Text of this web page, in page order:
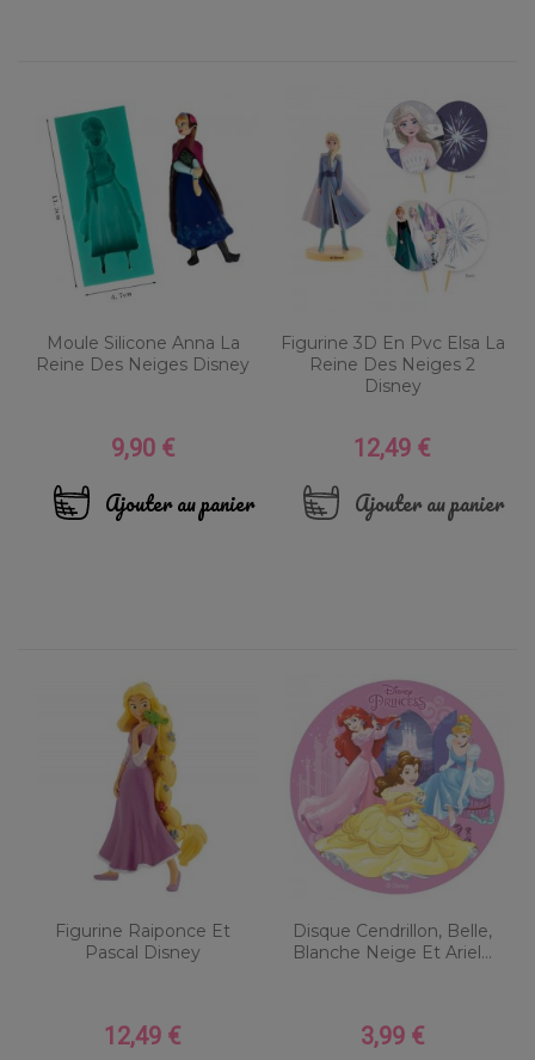
Moule Silicone Anna La
Reine Des Neiges Disney
Prix
9,90 €
Ajouter au panier
Figurine 3D En Pvc Elsa La
Reine Des Neiges 2
Disney
Prix
12,49 €
Ajouter au panier
Figurine Raiponce Et
Pascal Disney
Prix
12,49 €
Disque Cendrillon, Belle,
Blanche Neige Et Ariel...
Prix
3,99 €